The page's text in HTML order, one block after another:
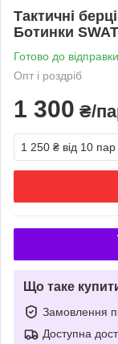
Тактичні
Ботинки
Готово до відправки
Опт і роздріб
1 300 ₴/
1 250 ₴ від 10 пар
Що таке
Замовлення
Доступна